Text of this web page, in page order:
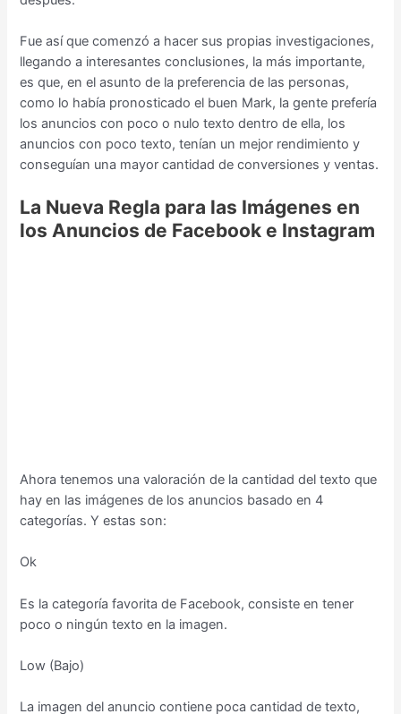
Fue así que comenzó a hacer sus propias investigaciones,
llegando a interesantes conclusiones, la más importante,
es que, en el asunto de la preferencia de las personas,
como lo había pronosticado el buen Mark, la gente prefería
los anuncios con poco o nulo texto dentro de ella, los
anuncios con poco texto, tenían un mejor rendimiento y
conseguían una mayor cantidad de conversiones y ventas.
La Nueva Regla para las Imágenes en
los Anuncios de Facebook e Instagram
Ahora tenemos una valoración de la cantidad del texto que
hay en las imágenes de los anuncios basado en 4
categorías. Y estas son:
Ok
Es la categoría favorita de Facebook, consiste en tener
poco o ningún texto en la imagen.
Low (Bajo)
La imagen del anuncio contiene poca cantidad de texto,